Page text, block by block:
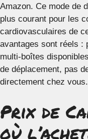
Amazon. Ce mode de
plus courant pour les
cardiovasculaires de
avantages sont réels :
multi-boîtes
de déplacement, pas
directement chez vous.
Prix de
où